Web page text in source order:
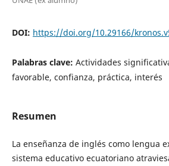
DOI: https://doi.org/10.29166/
Palabras clave: Actividades
favorable, confianza, práctica, interés
Resumen
La enseñanza de inglés como lengua
sistema educativo ecuatoriano